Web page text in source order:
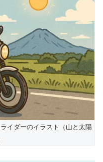
イダーのイラスト（山と太陽